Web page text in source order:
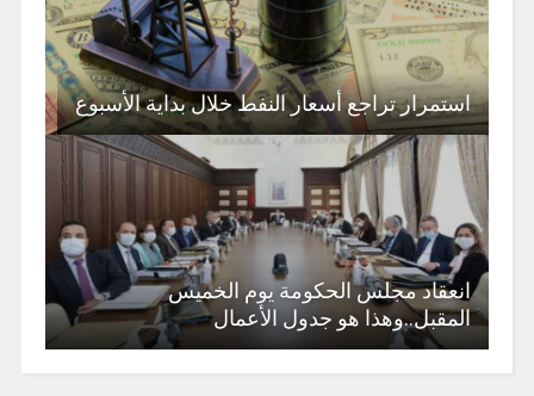
استمرار تراجع أسعار النفط خلال بداية الأسبوع
انعقاد مجلس الحكومة يوم الخميس
المقبل..وهذا هو جدول الأعمال